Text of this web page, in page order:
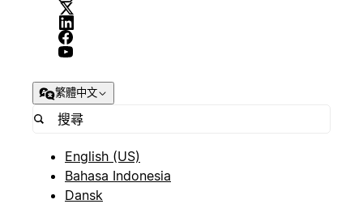
繁體中文
English (US)
Bahasa Indonesia
Dansk